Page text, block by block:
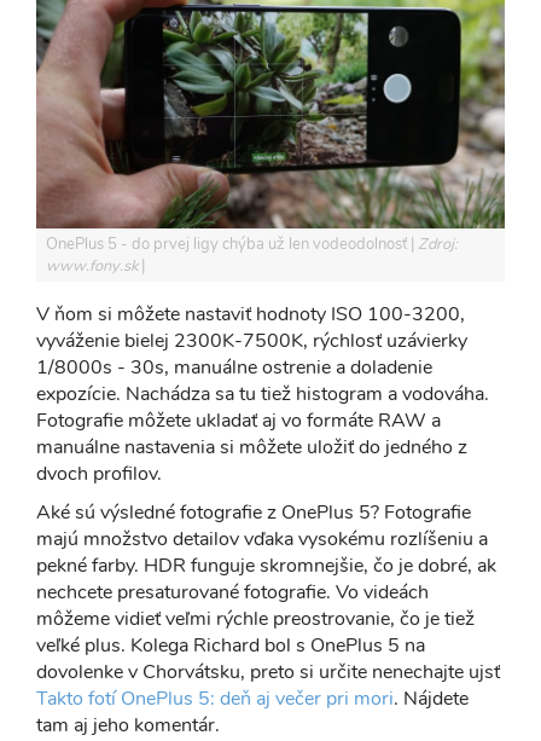
OnePlus 5 - do prvej ligy chýba už len vodeodolnosť Zdroj:
www.fony.sk
V ňom si môžete nastaviť hodnoty ISO 100-3200,
vyváženie bielej 2300K-7500K, rýchlosť uzávierky
1/8000s - 30s, manuálne ostrenie a doladenie
expozície. Nachádza sa tu tiež histogram a vodováha.
Fotografie môžete ukladať aj vo formáte RAW a
manuálne nastavenia si môžete uložiť do jedného z
dvoch profilov.
Aké sú výsledné fotografie z OnePlus 5? Fotografie
majú množstvo detailov vďaka vysokému rozlíšeniu a
pekné farby. HDR funguje skromnejšie, čo je dobré, ak
nechcete presaturované fotografie. Vo videách
môžeme vidieť veľmi rýchle preostrovanie, čo je tiež
veľké plus. Kolega Richard bol s OnePlus 5 na
dovolenke v Chorvátsku, preto si určite nenechajte ujsť
Takto fotí OnePlus 5: deň aj večer pri mori. Nájdete
tam aj jeho komentár.